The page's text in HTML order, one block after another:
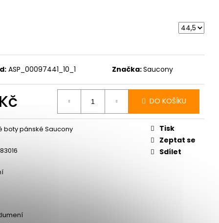
ASP_00097441_10_1 Značka:Saucony
DO KOŠÍKU
boty pánské Saucony
Tisk
Zeptat se
Sdílet